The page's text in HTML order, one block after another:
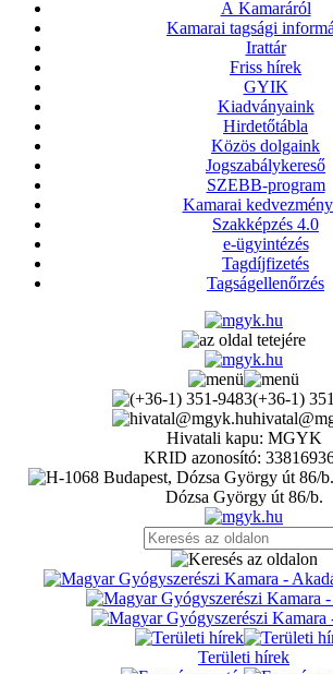
A Kamaráról
Kamarai tagsági
Irattár
Friss hírek
GYIK
Kiadványaink
Hirdetőtábla
Közös dolgaink
Jogszabálykereső
SZEBB-program
Kamarai
Szakképzés 4.0
e-ügyintézés
Tagdíjfizetés
Tagságellenőrzés
(+36-1)
Hivatali kapu: MGYK
KRID azonosító:
Dózsa György út 86/b.
Területi hírek